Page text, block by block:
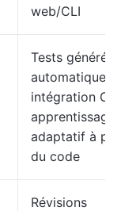
web/CLI
Tests générés
intégration CI/
apprentissage
adaptatif à
du code
Révisions